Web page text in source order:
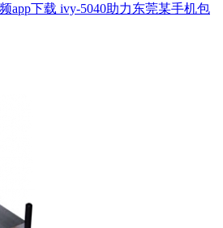
app下载 ivy-5040助力东莞某手机包